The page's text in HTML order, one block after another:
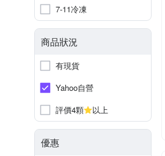
7-11冷凍
商品狀況
有現貨
Yahoo自營
評價4顆
以上
優惠